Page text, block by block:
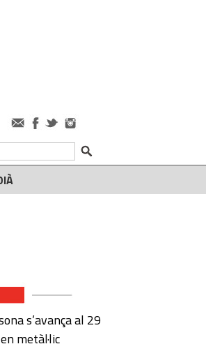
s’avança al 29
metàl·lic